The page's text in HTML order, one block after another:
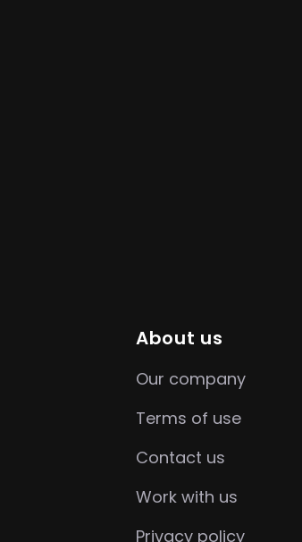
About us
Our company
Terms of use
Contact us
Work with us
Privacy policy